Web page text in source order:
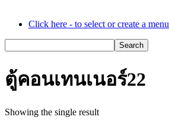
Click here - to select or create a menu
ตู้คอนเทนเนอร์22
Showing the single result